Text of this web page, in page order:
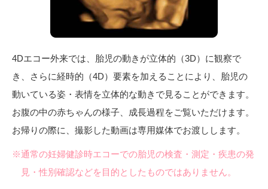
4Dエコー外来では、胎児の動きが立体的（3D）に観察で
き、さらに経時的（4D）要素を加えることにより、胎児の
動いている姿・表情を立体的な動きで見ることができます。
お腹の中の赤ちゃんの様子、成長過程をご覧いただけます。
お帰りの際に、撮影した動画は専用媒体でお渡しします。
※通常の妊婦健診時エコーでの胎児の検査・測定・疾患の発
見・性別確認などを目的としたものではありません。